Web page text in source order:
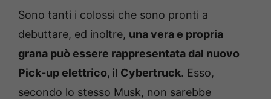
Sono tanti i colossi che sono pronti a
debuttare, ed inoltre, una vera e propria
grana può essere rappresentata dal nuovo
Pick-up elettrico, il Cybertruck. Esso,
secondo lo stesso Musk, non sarebbe